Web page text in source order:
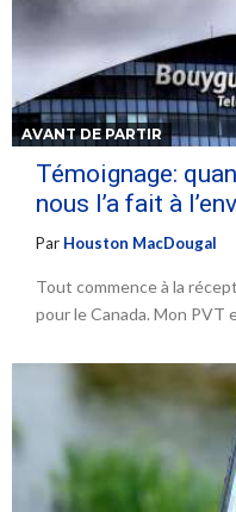
AVANT DE PARTIR
Témoignage:
nous l’a fait à
Par Houston MacDougal
Tout commence à la
pour le Canada. Mon PVT